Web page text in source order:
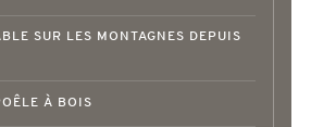
SUR LES MONTAGNES DEPUIS
À BOIS